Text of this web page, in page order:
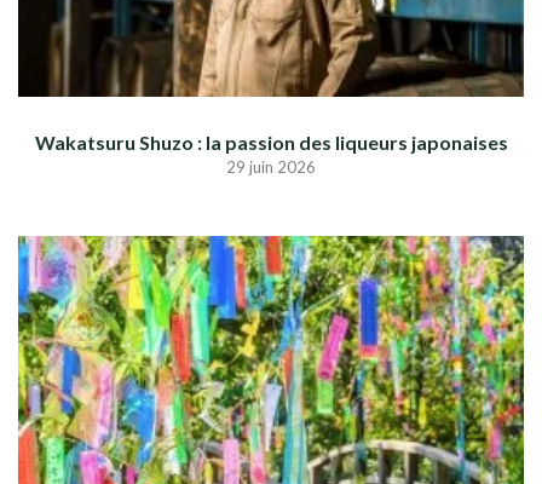
Wakatsuru Shuzo : la passion des liqueurs japonaises
29 juin 2026